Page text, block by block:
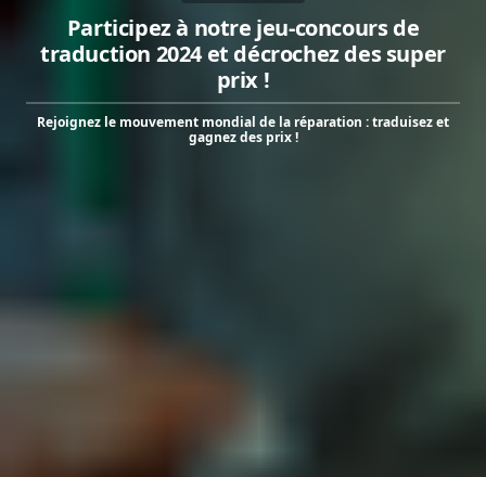
Participez à notre jeu-concours de
traduction 2024 et décrochez des super
prix !
Rejoignez le mouvement mondial de la réparation : traduisez et
gagnez des prix !